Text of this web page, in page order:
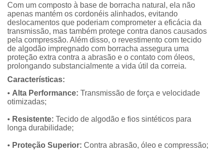
Com um composto à base de borracha natural, ela não
apenas mantém os cordonéis alinhados, evitando
deslocamentos que poderiam comprometer a eficácia da
transmissão, mas também protege contra danos causados
pela compressão. Além disso, o revestimento com tecido
de algodão impregnado com borracha assegura uma
proteção extra contra a abrasão e o contato com óleos,
prolongando substancialmente a vida útil da correia.
Características:
• Alta Performance: Transmissão de força e velocidade
otimizadas;
• Resistente: Tecido de algodão e fios sintéticos para
longa durabilidade;
• Proteção Superior: Contra abrasão, óleo e compressão;